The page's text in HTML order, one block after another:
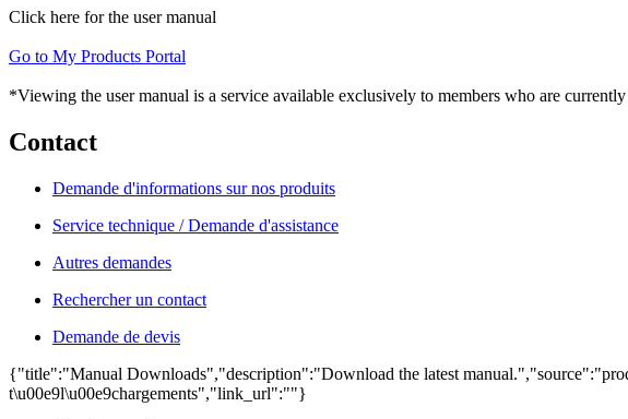
Click here for the user manual
Go to My Products Portal
*Viewing the user manual is a service available exclusively to members who are
Contact
Demande d'informations sur nos produits
Service technique / Demande d'assistance
Autres demandes
Rechercher un contact
Demande de devis
{"title":"Manual Downloads","description":"Download the latest
t\u00e9l\u00e9chargements","link_url":""}